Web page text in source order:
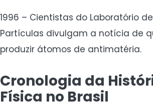
1996 – Cientistas do Laboratório
Partículas divulgam a notícia de
produzir átomos de antimatéria.
Cronologia da
Física no Brasil